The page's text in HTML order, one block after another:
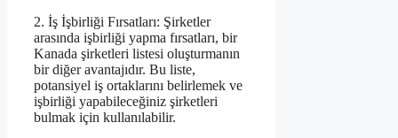
2. İş İşbirliği Fırsatları: Şirketler
arasında işbirliği yapma fırsatları, bir
Kanada şirketleri listesi oluşturmanın
bir diğer avantajıdır. Bu liste,
potansiyel iş ortaklarını belirlemek ve
işbirliği yapabileceğiniz şirketleri
bulmak için kullanılabilir.